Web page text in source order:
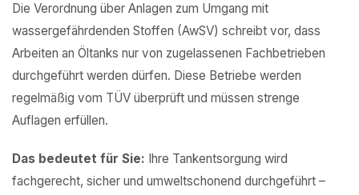
Die Verordnung über Anlagen zum Umgang mit
wassergefährdenden Stoffen (AwSV) schreibt vor, dass
Arbeiten an Öltanks nur von zugelassenen Fachbetrieben
durchgeführt werden dürfen. Diese Betriebe werden
regelmäßig vom TÜV überprüft und müssen strenge
Auflagen erfüllen.
Das bedeutet für Sie: Ihre Tankentsorgung wird
fachgerecht, sicher und umweltschonend durchgeführt –